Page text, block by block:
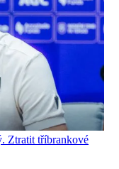
Ztratit tříbrankové